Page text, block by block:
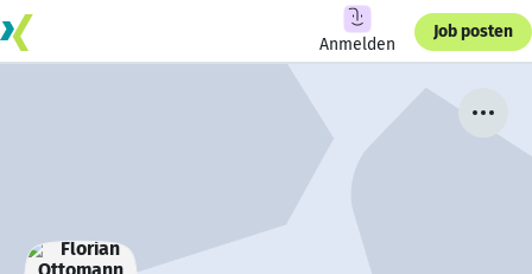
Anmelden
Job posten